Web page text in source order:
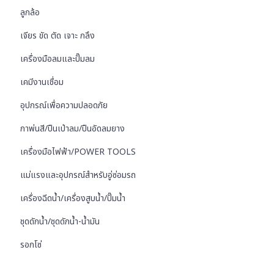
ลูกล้อ
เจียร ขัด ตัด เจาะ กลึง
เครื่องมือลมและปั๊มลม
เคมีงานเชื่อม
อุปกรณ์เพื่อความปลอดภัย
กาพ่นสี/ปืนเป่าลม/ปืนอัดลมยาง
เครื่องมือไฟฟ้า/POWER TOOLS
แม่แรงและอุปกรณ์สำหรับอู่ซ่อมรถ
เครื่องฉีดน้ำ/เครื่องสูบน้ำ/ปั๊มน้ำ
ชุดดักน้ำ/ชุดดักน้ำ-น้ำมัน
รอกโซ่